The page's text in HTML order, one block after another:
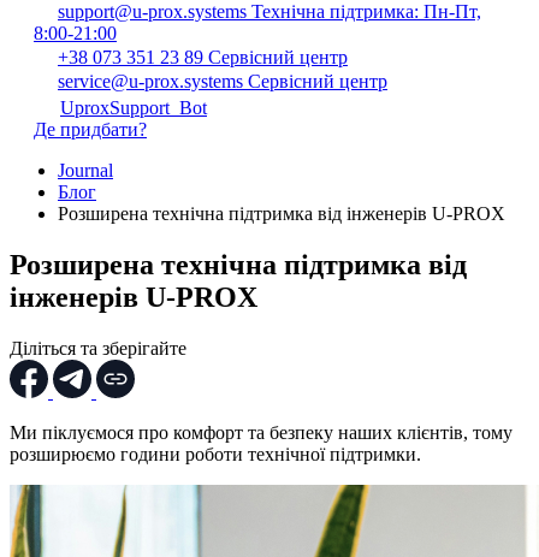
support@u-prox.systems Технічна підтримка: Пн-Пт,
8:00-21:00
+38 073 351 23 89 Сервісний центр
service@u-prox.systems Сервісний центр
UproxSupport_Bot
Де придбати?
Journal
Блог
Розширена технічна підтримка від інженерів U-PROX
Розширена технічна підтримка від
інженерів U-PROX
Діліться та зберігайте
Ми піклуємося про комфорт та безпеку наших клієнтів, тому
розширюємо години роботи технічної підтримки.